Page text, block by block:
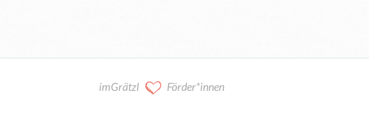
imGrätzl Förder*innen